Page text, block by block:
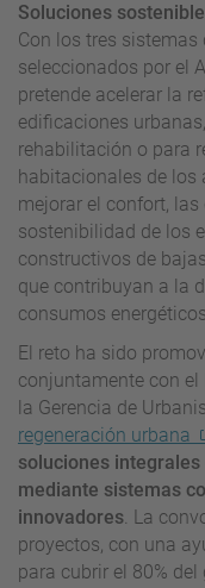
Soluciones
Con los tres
seleccionados por el
pretende acelerar la
edificaciones
rehabilitación o para
habitacionales de los
mejorar el confort,
sostenibilidad de los
constructivos de
que contribuyan a la
consumos
El reto ha sido
conjuntamente con
la Gerencia de
regeneración urbana
soluciones
mediante sistemas
innovadores. La
proyectos, con una
para cubrir el 80%